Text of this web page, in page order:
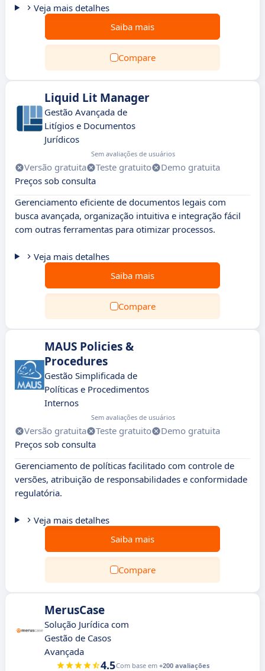
Veja mais detalhes
Saiba mais
Compare
Liquid Lit Manager
Gestão Avançada de
Litígios e Documentos
Jurídicos
Sem avaliações de usuários
Versão gratuita Teste gratuito
Demo gratuita
Preços sob consulta
Gerenciamento eficiente de documentos legais com
busca avançada, organização intuitiva e integração fácil
com outras ferramentas para otimizar processos.
Veja mais detalhes
Saiba mais
Compare
MAUS Policies &
Procedures
Gestão Simplificada de
Políticas e Procedimentos
Internos
Sem avaliações de usuários
Versão gratuita Teste gratuito
Demo gratuita
Preços sob consulta
Gerenciamento de políticas facilitado com controle de
versões, atribuição de responsabilidades e conformidade
regulatória.
Veja mais detalhes
Saiba mais
Compare
MerusCase
Solução Jurídica com
Gestão de Casos
Avançada
4.5Com base em +200 avaliações